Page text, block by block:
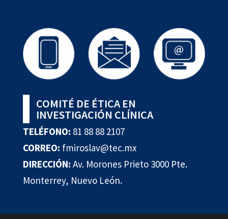
COMITÉ DE ÉTICA EN
INVESTIGACIÓN CLÍNICA
TELÉFONO: 81 88 88 2107
CORREO: fmiroslav@tec.mx
DIRECCIÓN: Av. Morones Prieto 3000 Pte.
Monterrey, Nuevo León.